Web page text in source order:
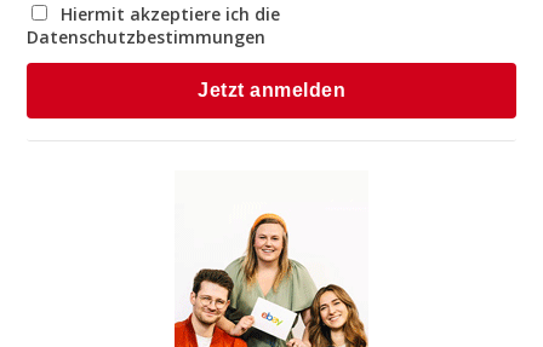
Hiermit akzeptiere ich die
Datenschutzbestimmungen